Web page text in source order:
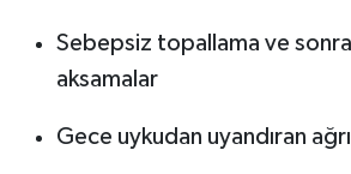
Sebepsiz topallama ve
aksamalar
Gece uykudan uyandıran